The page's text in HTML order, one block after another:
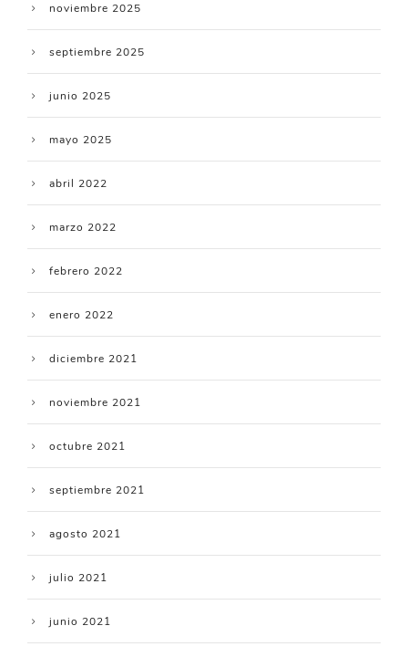
noviembre 2025
septiembre 2025
junio 2025
mayo 2025
abril 2022
marzo 2022
febrero 2022
enero 2022
diciembre 2021
noviembre 2021
octubre 2021
septiembre 2021
agosto 2021
julio 2021
junio 2021